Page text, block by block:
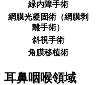
緑内障手術
網膜光凝固術（網膜剥
離手術）
斜視手術
角膜移植術
耳鼻咽喉領域